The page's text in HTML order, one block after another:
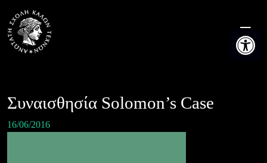
Ανοίξτε
content
Συναισθησία Solomon’s Case
16/06/2016